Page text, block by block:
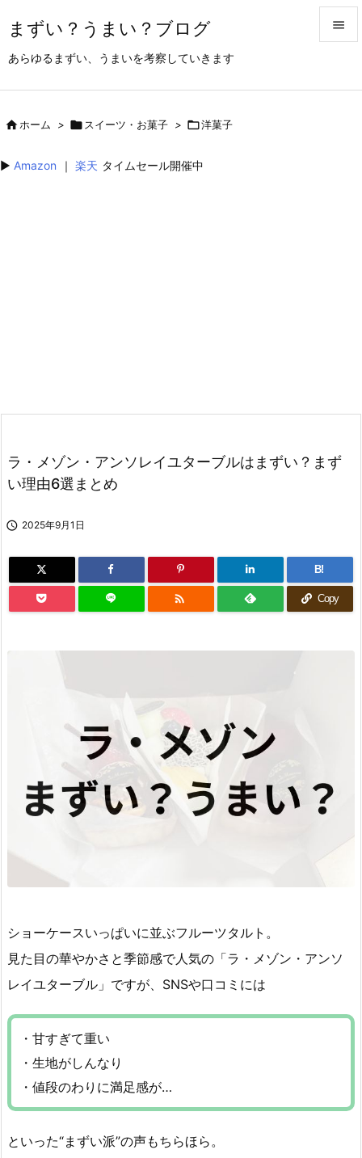
まずい？うまい？ブログ
あらゆるまずい、うまいを考察していきます

ホーム >  スイーツ・お菓子 > 洋菓子
▶︎ Amazon ｜ 楽天 タイムセール開催中
ラ・メゾン・アンソレイユターブルはまずい？まず
い理由6選まとめ
 2025年9月1日
B!
 Copy
ショーケースいっぱいに並ぶフルーツタルト。
見た目の華やかさと季節感で人気の「ラ・メゾン・アンソ
レイユターブル」ですが、SNSや口コミには
・甘すぎて重い
・生地がしんなり
・値段のわりに満足感が…
といった“まずい派”の声もちらほら。